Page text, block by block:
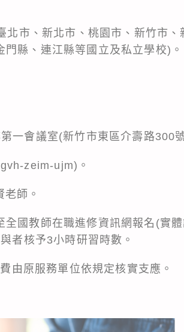
北市、新北市、桃園市、新竹市、
縣、連江縣等國立及私立學校)。
一會議室(新竹市東區介壽路300
zeim-ujm)。
師。
國教師在職進修資訊網報名(實
者核予3小時研習時數。
由原服務單位依規定核實支應。